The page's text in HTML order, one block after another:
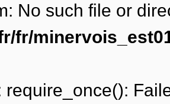
No such file or
fr/
require_once():